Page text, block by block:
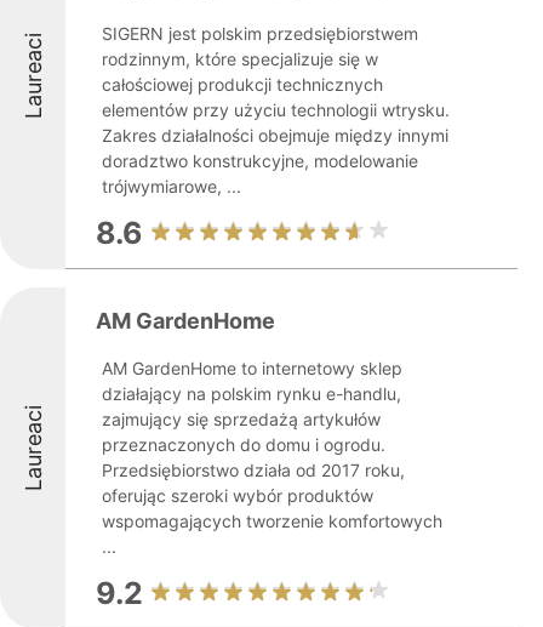
Laureaci
SIGERN jest polskim przedsiębiorstwem
rodzinnym, które specjalizuje się w
całościowej produkcji technicznych
elementów przy użyciu technologii wtrysku.
Zakres działalności obejmuje między innymi
doradztwo konstrukcyjne, modelowanie
trójwymiarowe, ...
8.6
Laureaci
AM GardenHome
AM GardenHome to internetowy sklep
działający na polskim rynku e-handlu,
zajmujący się sprzedażą artykułów
przeznaczonych do domu i ogrodu.
Przedsiębiorstwo działa od 2017 roku,
oferując szeroki wybór produktów
wspomagających tworzenie komfortowych
...
9.2